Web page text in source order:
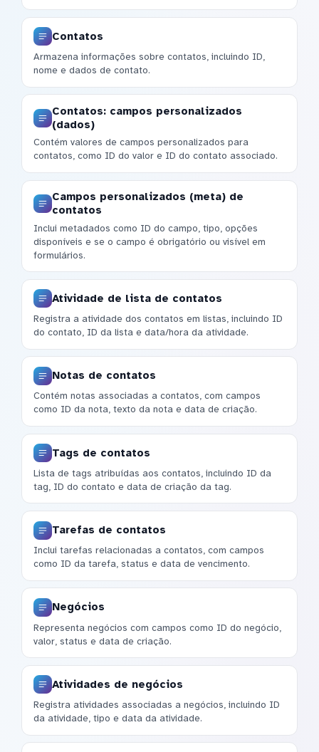
Contatos
Armazena informações sobre contatos, incluindo ID,
nome e dados de contato.
Contatos: campos personalizados
(dados)
Contém valores de campos personalizados para
contatos, como ID do valor e ID do contato associado.
Campos personalizados (meta) de
contatos
Inclui metadados como ID do campo, tipo, opções
disponíveis e se o campo é obrigatório ou visível em
formulários.
Atividade de lista de contatos
Registra a atividade dos contatos em listas, incluindo ID
do contato, ID da lista e data/hora da atividade.
Notas de contatos
Contém notas associadas a contatos, com campos
como ID da nota, texto da nota e data de criação.
Tags de contatos
Lista de tags atribuídas aos contatos, incluindo ID da
tag, ID do contato e data de criação da tag.
Tarefas de contatos
Inclui tarefas relacionadas a contatos, com campos
como ID da tarefa, status e data de vencimento.
Negócios
Representa negócios com campos como ID do negócio,
valor, status e data de criação.
Atividades de negócios
Registra atividades associadas a negócios, incluindo ID
da atividade, tipo e data da atividade.